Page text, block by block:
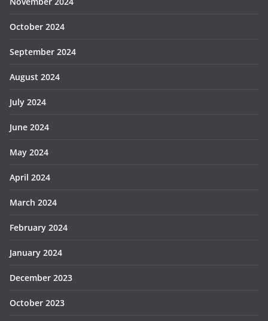
October 2024
September 2024
August 2024
July 2024
June 2024
May 2024
April 2024
March 2024
February 2024
January 2024
December 2023
October 2023